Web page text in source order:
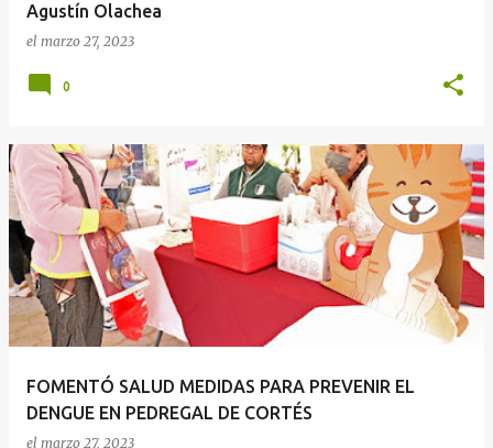
Agustín Olachea
el marzo 27, 2023
0
FOMENTÓ SALUD MEDIDAS PARA PREVENIR EL
DENGUE EN PEDREGAL DE CORTÉS
el marzo 27, 2023